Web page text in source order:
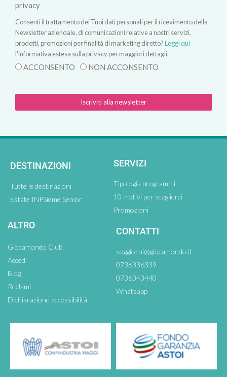
privacy
Consenti il trattamento dei Tuoi dati personali per il ricevimento della
Newsletter aziendale, di comunicazioni relative a nostri servizi,
prodotti, promozioni per finalità di marketing diretto?Leggi qui
l'informativa estesa sulla privacy per maggiori dettagli.
ACCONSENTO NON ACCONSENTO
Iscriviti alla newsletter
DESTINAZIONI
Tutte le destinazioni
Estate INPSieme Senior
SERVIZI
Tipologia programmi
10 motivi per sceglierci
Promozioni
ALTRO
Giocamondo Club
Accedi
Blog
Reclami
Dichiarazione accessibilità
CONTATTI
soggiorni@giocamondo.it
0736336339
0736343440
Whatsapp